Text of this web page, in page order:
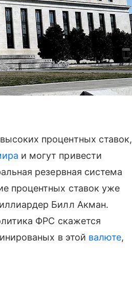
процентных ставок,
и могут привести
резервная система
процентных ставок уже
Билл Акман.
ФРС скажется
в этой валюте,